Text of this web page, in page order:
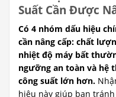
Suất Cần Được
Có 4 nhóm dấu hiệu
cần nâng cấp: chất
nhiệt độ máy bất
ngưỡng an toàn và hệ
công suất lớn hơn.
hiệu này giúp bạn